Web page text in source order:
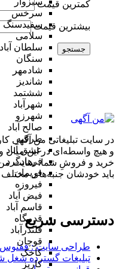
سرخس
سفیدسنگ
سلامی
سلطان آباد
سنگان
شادمهر
شاندیز
ششتمد
شهرآباد
شهرزو
صالح آباد
طرقبه
عشق آباد
فرهادگرد
فریمان
فیروزه
فیض آباد
قاسم آباد
قدمگاه
قلندرآباد
قوچان
کاخک
کاریز
کمترین قیمت
بیشترین قیمت
جستجو
در سایت تبلیغاتی من آگهی
و هیچ واسطه‌ای در این میان
خرید و فروشِ شما، سایت من
باید خودشان جنبه‌های مختلف
دسترسی سریع
طراحی سایت :‌
تبلیغات گسترده شغل